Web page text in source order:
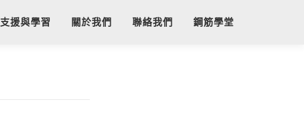
支援與學習 關於我們 聯絡我們 鋼筋學堂